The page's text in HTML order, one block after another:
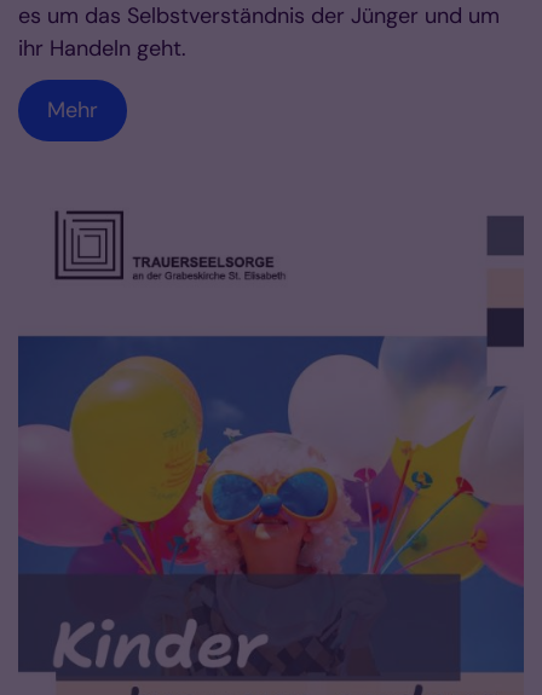
es um das Selbstverständnis der Jünger und um
ihr Handeln geht.
Mehr